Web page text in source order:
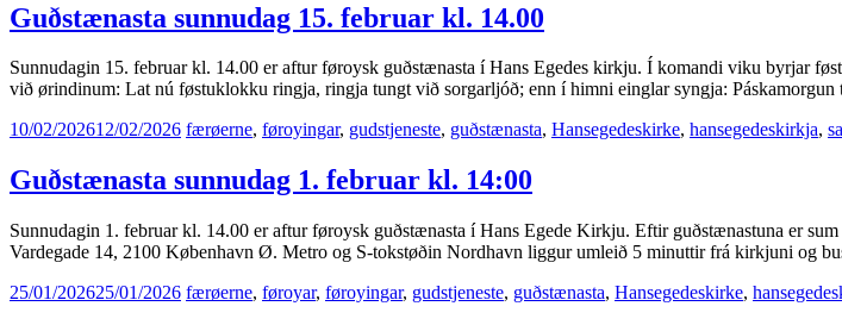
Guðstænasta sunnudag 15. februar kl. 14.00
Sunnudagin 15. februar kl. 14.00 er aftur føroysk guðstænasta í Hans Egedes kirkju. Í komandi viku byrjar
við ørindinum: Lat nú føstuklokku ringja, ringja tungt við sorgarljóð; enn í himni einglar syngja:
10/02/202612/02/2026 færøerne, føroyingar, gudstjeneste, guðstænasta, Hansegedeskirke, hansegedeskirkja,
Guðstænasta sunnudag 1. februar kl. 14:00
Sunnudagin 1. februar kl. 14.00 er aftur føroysk guðstænasta í Hans Egede Kirkju. Eftir guðstænastuna er
Vardegade 14, 2100 København Ø. Metro og S-tokstøðin Nordhavn liggur umleið 5 minuttir frá kirkjuni og
25/01/202625/01/2026 færøerne, føroyar, føroyingar, gudstjeneste, guðstænasta, Hansegedeskirke,